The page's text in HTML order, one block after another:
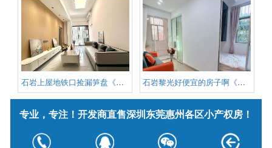
石岩上屋地铁口捡漏笋盘《上屋锦 石岩黎光好便宜的房子啊《石岩中
专业，专注！开发商直售深圳东莞惠州各区小产权房！